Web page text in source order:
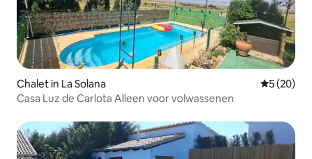
Chalet in La Solana
5 (20)
Casa Luz de Carlota Alleen voor volwassenen